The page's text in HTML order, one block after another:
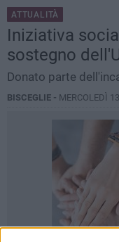
ATTUALITÀ
Iniziativa
sostegno
Donato parte
BISCEGLIE - MERCOLEDÌ